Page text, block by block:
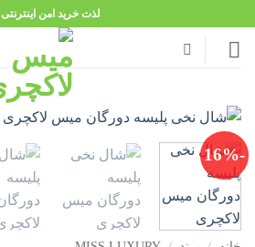
content
لذت خرید امن اینترنتی
-16%